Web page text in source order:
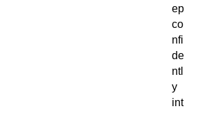
ep
co
nfi
de
ntl
y
int